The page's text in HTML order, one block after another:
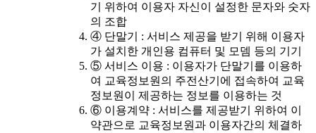
기 위하여 이용자 자신이 설정한 문자와 숫자
의 조합
④ 단말기 : 서비스 제공을 받기 위해 이용자
가 설치한 개인용 컴퓨터 및 모뎀 등의 기기
⑤ 서비스 이용 : 이용자가 단말기를 이용하
여 교육정보원의 주전산기에 접속하여 교육
정보원이 제공하는 정보를 이용하는 것
⑥ 이용계약 : 서비스를 제공받기 위하여 이
약관으로 교육정보원과 이용자간의 체결하